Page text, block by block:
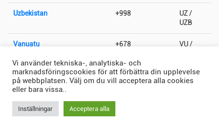
Uzbekistan +998
UZ /
UZB
Vanuatu +678
VU /
Vatikanstaten +379 VA / VAT
Vi använder tekniska-, analytiska- och
marknadsföringscookies för att förbättra din upplevelse
på webbplatsen. Välj om du vill acceptera alla cookies
eller bara vissa..
Inställningar Acceptera alla